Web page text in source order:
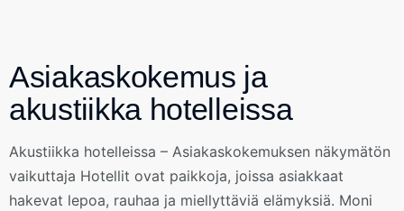
Asiakaskokemus ja
akustiikka hotelleissa
Akustiikka hotelleissa – Asiakaskokemuksen näkymätön
vaikuttaja Hotellit ovat paikkoja, joissa asiakkaat
hakevat lepoa, rauhaa ja miellyttäviä elämyksiä. Moni